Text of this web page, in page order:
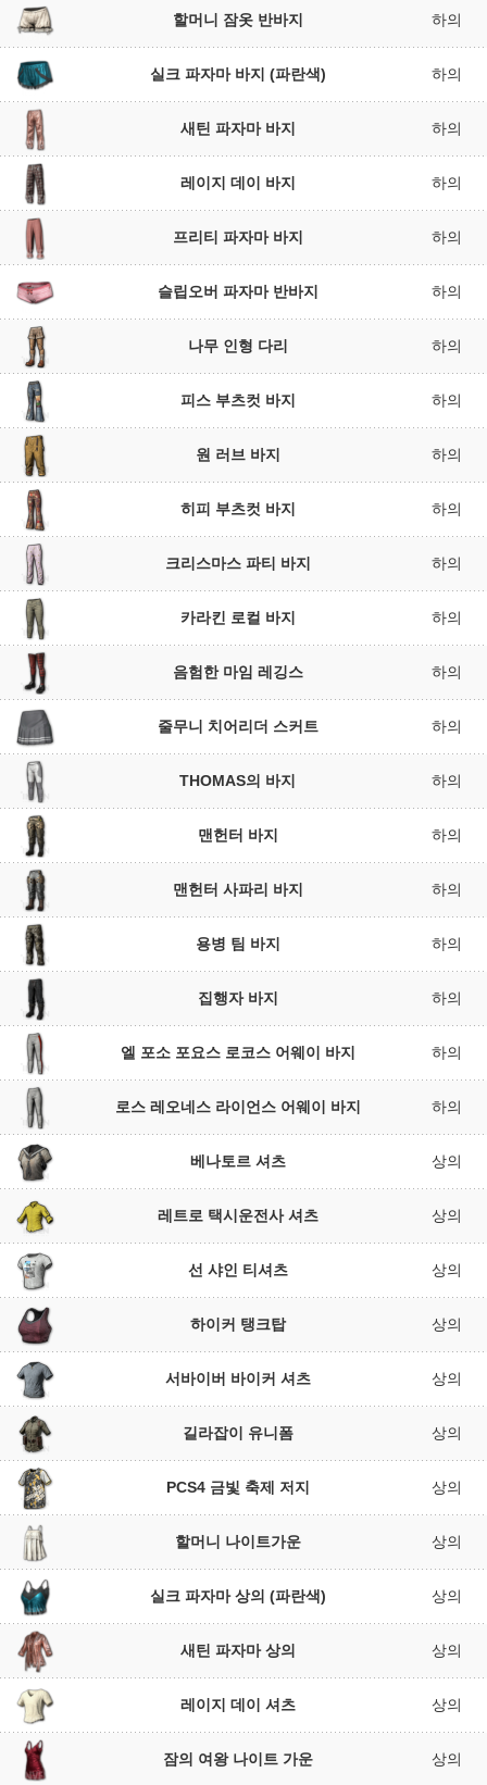
할머니 잠옷 반바지 하의
실크 파자마 바지 (파란색) 하의
새틴 파자마 바지 하의
레이지 데이 바지 하의
프리티 파자마 바지 하의
슬립오버 파자마 반바지 하의
나무 인형 다리 하의
피스 부츠컷 바지 하의
원 러브 바지 하의
히피 부츠컷 바지 하의
크리스마스 파티 바지 하의
카라킨 로컬 바지 하의
음험한 마임 레깅스 하의
줄무니 치어리더 스커트 하의
THOMAS의 바지 하의
맨헌터 바지 하의
맨헌터 사파리 바지 하의
용병 팀 바지 하의
집행자 바지 하의
엘 포소 포요스 로코스 어웨이 바지 하의
로스 레오네스 라이언스 어웨이 바지 하의
베나토르 셔츠 상의
레트로 택시운전사 셔츠 상의
선 샤인 티셔츠 상의
하이커 탱크탑 상의
서바이버 바이커 셔츠 상의
길라잡이 유니폼 상의
PCS4 금빛 축제 저지 상의
할머니 나이트가운 상의
실크 파자마 상의 (파란색) 상의
새틴 파자마 상의 상의
레이지 데이 셔츠 상의
잠의 여왕 나이트 가운 상의